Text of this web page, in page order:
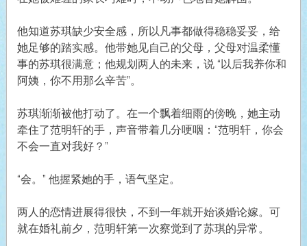
他知道苏琪缺少安全感，所以凡事都做得稳稳妥妥，给
她足够的踏实感。他带她见自己的父母，父母对温柔懂
事的苏琪很满意；他规划两人的未来，说 “以后我养你和
阿姨，你不用那么辛苦”。
苏琪渐渐被他打动了。在一个飘着细雨的傍晚，她主动
牵住了范明轩的手，声音带着几分哽咽：“范明轩，你会
不会一直对我好？”
“会。” 他握紧她的手，语气坚定。
两人的恋情进展得很快，不到一年就开始谈婚论嫁。可
就在婚礼前夕，范明轩第一次察觉到了苏琪的异常。